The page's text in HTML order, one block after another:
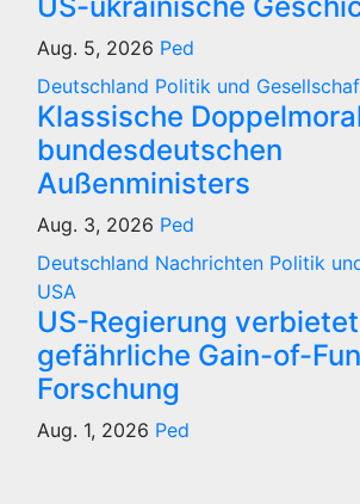
Aug. 5, 2026 Ped
Deutschland Politik und
Klassische
bundesdeutschen
Außenministers
Aug. 3, 2026 Ped
Deutschland Nachrichten Politik
USA
US-Regierung verbietet
gefährliche Gain-of-
Forschung
Aug. 1, 2026 Ped